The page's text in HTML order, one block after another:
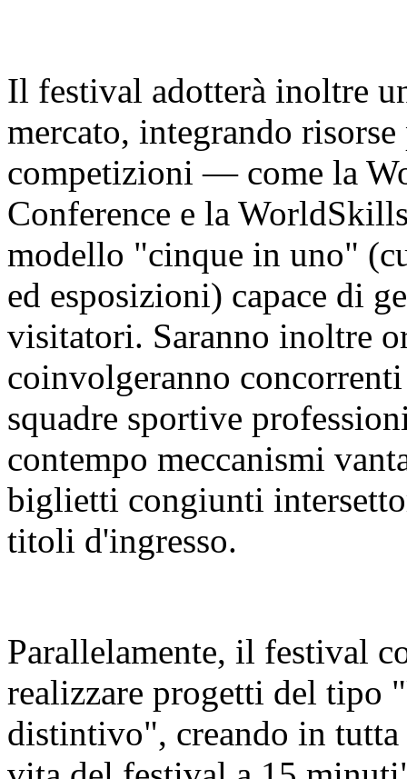
Il festival adotterà inoltre
mercato, integrando
competizioni — come la
Conference e la
modello "cinque in uno"
ed esposizioni) capace di
visitatori. Saranno inoltre
coinvolgeranno
squadre sportive
contempo meccanismi
biglietti congiunti
titoli d'ingresso.
Parallelamente, il festival
realizzare progetti del tipo
distintivo", creando in